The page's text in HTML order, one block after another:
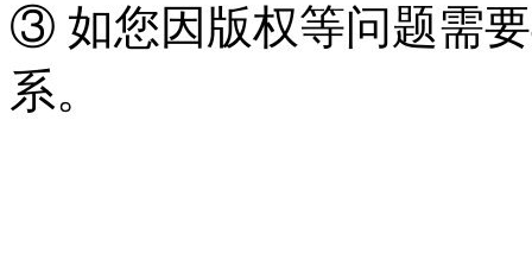
③ 如您因版权等问题需
系。